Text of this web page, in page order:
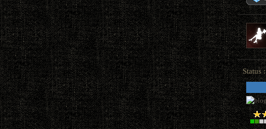
Status :